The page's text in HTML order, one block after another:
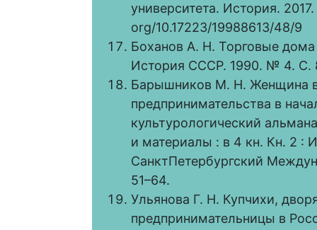
университета. История.
org/10.17223/19988613/48/9
Боханов А. Н. Торговые дома
История СССР. 1990. № 4. С.
Барышников М. Н. Женщина в
предпринимательства в
культурологический
и материалы : в 4 кн. Кн. 2 :
СанктПетербургский
51–64.
Ульянова Г. Н. Купчихи,
предпринимательницы в